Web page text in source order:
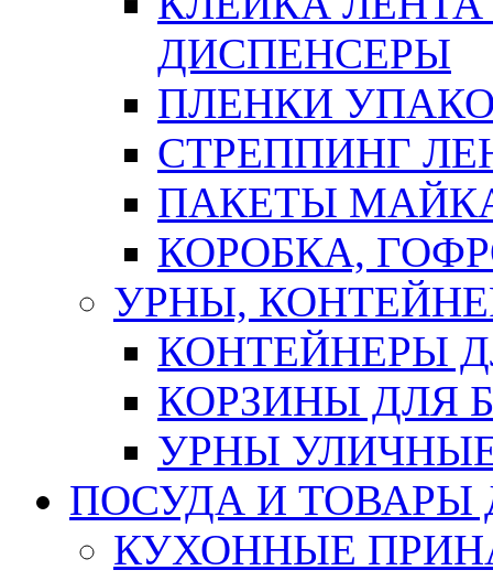
ДИСПЕНСЕРЫ
ПЛЕНКИ
СТРЕППИНГ
ПАКЕТЫ
КОРОБКА,
УРНЫ,
КОНТЕЙНЕРЫ
КОРЗИНЫ ДЛЯ
УРНЫ
ПОСУДА И ТОВАРЫ
КУХОННЫЕ